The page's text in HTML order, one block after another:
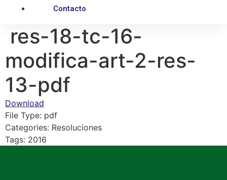
Contacto
res-18-tc-16-
modifica-art-2-res-
13-pdf
Download
File Type: pdf
Categories: Resoluciones
Tags: 2016